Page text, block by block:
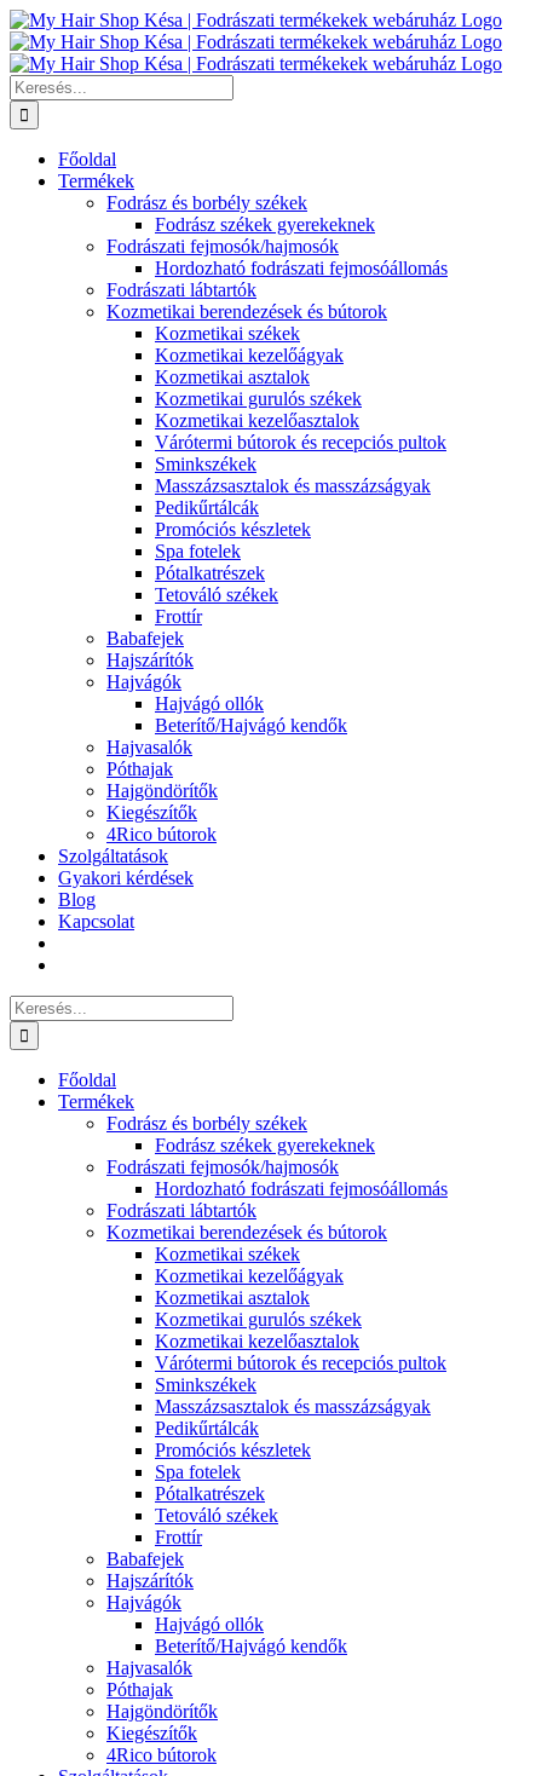
Kihagyás
Keresés...
Főoldal
Termékek
Fodrász és borbély székek
Fodrász székek gyerekeknek
Fodrászati fejmosók/hajmosók
Hordozható fodrászati fejmosóállomás
Fodrászati lábtartók
Kozmetikai berendezések és bútorok
Kozmetikai székek
Kozmetikai kezelőágyak
Kozmetikai asztalok
Kozmetikai gurulós székek
Kozmetikai kezelőasztalok
Várótermi bútorok és recepciós pultok
Sminkszékek
Masszázsasztalok és masszázságyak
Pedikűrtálcák
Promóciós készletek
Spa fotelek
Pótalkatrészek
Tetováló székek
Frottír
Babafejek
Hajszárítók
Hajvágók
Hajvágó ollók
Beterítő/Hajvágó kendők
Hajvasalók
Póthajak
Hajgöndörítők
Kiegészítők
4Rico bútorok
Szolgáltatások
Gyakori kérdések
Blog
Kapcsolat
Keresés...
Főoldal
Termékek
Fodrász és borbély székek
Fodrász székek gyerekeknek
Fodrászati fejmosók/hajmosók
Hordozható fodrászati fejmosóállomás
Fodrászati lábtartók
Kozmetikai berendezések és bútorok
Kozmetikai székek
Kozmetikai kezelőágyak
Kozmetikai asztalok
Kozmetikai gurulós székek
Kozmetikai kezelőasztalok
Várótermi bútorok és recepciós pultok
Sminkszékek
Masszázsasztalok és masszázságyak
Pedikűrtálcák
Promóciós készletek
Spa fotelek
Pótalkatrészek
Tetováló székek
Frottír
Babafejek
Hajszárítók
Hajvágók
Hajvágó ollók
Beterítő/Hajvágó kendők
Hajvasalók
Póthajak
Hajgöndörítők
Kiegészítők
4Rico bútorok